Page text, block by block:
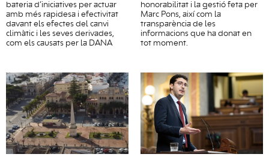
bateria d’iniciatives per actuar
amb més rapidesa i efectivitat
davant els efectes del canvi
climàtic i les seves derivades,
com els causats per la DANA
honorabilitat i la gestió feta per
Marc Pons, així com la
transparència de les
informacions que ha donat en
tot moment.